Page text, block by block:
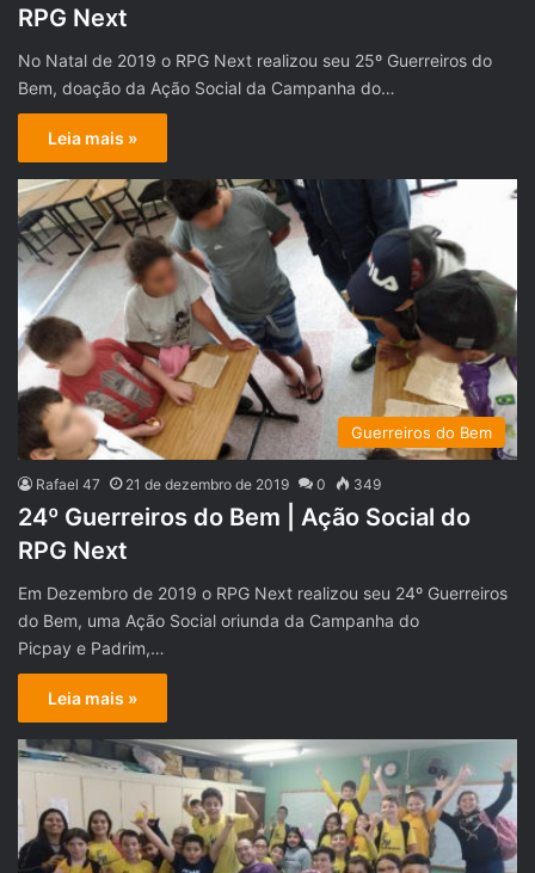
RPG Next
No Natal de 2019 o RPG Next realizou seu 25º Guerreiros do
Bem, doação da Ação Social da Campanha do…
Leia mais »
Guerreiros do Bem
Rafael 47 21 de dezembro de 2019 0 349
24º Guerreiros do Bem | Ação Social do
RPG Next
Em Dezembro de 2019 o RPG Next realizou seu 24º Guerreiros
do Bem, uma Ação Social oriunda da Campanha do
Picpay e Padrim,…
Leia mais »